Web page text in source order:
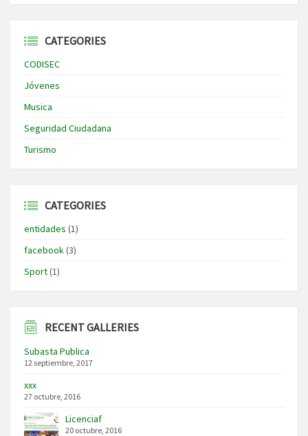
CATEGORIES
CODISEC
Jóvenes
Musica
Seguridad Ciudadana
Turismo
CATEGORIES
entidades (1)
facebook(3)
Sport(1)
RECENT GALLERIES
Subasta Publica
12 septiembre, 2017
xxx
27 octubre, 2016
Licenciaf
20 octubre, 2016